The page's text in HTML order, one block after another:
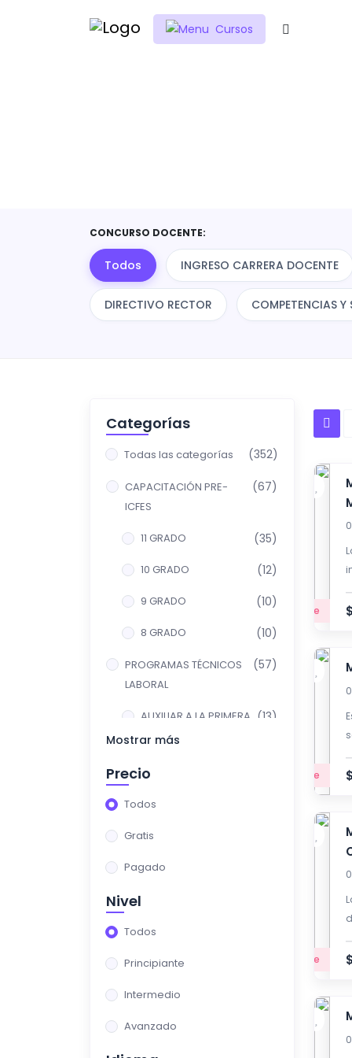
Cursos
CONCURSO DOCENTE:
Todos INGRESO CARRERA DOCENTE
DIRECTIVO RECTOR COMPETENCIAS Y
Categorías
Todas las categorías (352)
CAPACITACIÓN PRE-
ICFES
(67)
11 GRADO (35)
10 GRADO (12)
9 GRADO (10)
8 GRADO (10)
PROGRAMAS TÉCNICOS
LABORAL
(57)
AUXILIAR A LA PRIMERA
INFANCIA
(13)
TRABAJO
MECÁNICA DIESEL
MAQUINARIA PESADA
CURSOS
PROGRAMACIÓN
SODADURA
Mostrar más
Precio
Todos
Gratis
Pagado
Nivel
Todos
Principiante
Intermedio
Avanzado
Principiante
0
Principiante
0
Principiante
0
0